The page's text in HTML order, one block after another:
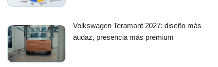
Volkswagen Teramont 2027: diseño más
audaz, presencia más premium